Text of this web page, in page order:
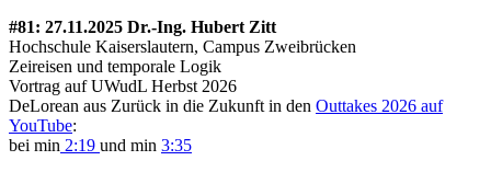
#81: 27.11.2025 Dr.-Ing. Hubert Zitt
Hochschule Kaiserslautern, Campus Zweibrücken
Zeireisen und temporale Logik
Vortrag auf UWudL Herbst 2026
DeLorean aus Zurück in die Zukunft in den Outtakes 2026 auf
YouTube:
bei min 2:19 und min 3:35